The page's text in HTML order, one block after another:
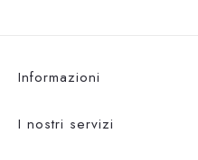
Informazioni
I nostri servizi